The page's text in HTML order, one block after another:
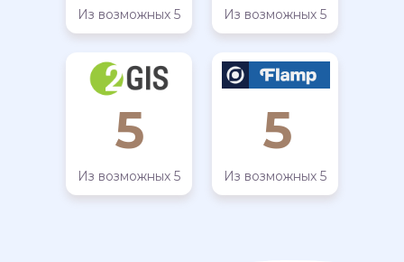
Из возможных 5
Из возможных 5
5
Из возможных 5
5
Из возможных 5